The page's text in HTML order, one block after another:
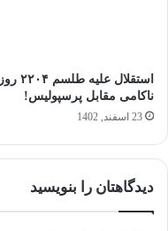
استقلال علیه طلسم ۲۲۰۴ روز
ناکامی مقابل پرسپولیس!
23 اسفند, 1402
دیدگاهتان را بنویسید